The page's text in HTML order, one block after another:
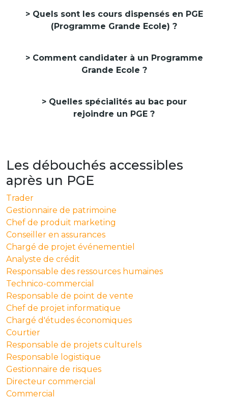
Quels sont les cours dispensés en PGE
(Programme Grande Ecole) ?
Comment candidater à un Programme
Grande Ecole ?
Quelles spécialités au bac pour
rejoindre un PGE ?
Les débouchés accessibles
après un PGE
Trader
Gestionnaire de patrimoine
Chef de produit marketing
Conseiller en assurances
Chargé de projet événementiel
Analyste de crédit
Responsable des ressources humaines
Technico-commercial
Responsable de point de vente
Chef de projet informatique
Chargé d'études économiques
Courtier
Responsable de projets culturels
Responsable logistique
Gestionnaire de risques
Directeur commercial
Commercial